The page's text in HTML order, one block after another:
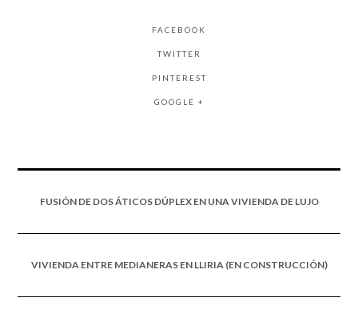
FACEBOOK
TWITTER
PINTEREST
GOOGLE +
FUSIÓN DE DOS ÁTICOS DÚPLEX EN UNA VIVIENDA DE LUJO
VIVIENDA ENTRE MEDIANERAS EN LLIRIA (EN CONSTRUCCIÓN)